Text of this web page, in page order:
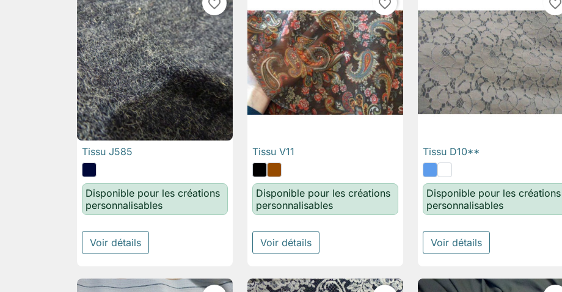
favorite_border
 Aperçu rapide
Tissu J585
Disponible pour les créations
personnalisables
Voir détails
favorite_border

Tissu V11
Disponible pour les créations
personnalisables
Voir détails
favorite_border
 Aperçu rapide
Tissu D10**
Disponible pour les créations
personnalisables
Voir détails